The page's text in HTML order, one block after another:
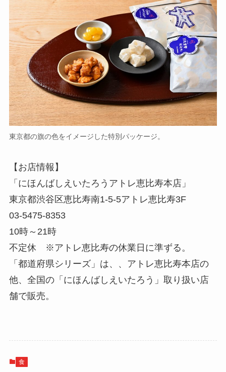
東京都の旗の色をイメージした特別パッケージ。
【お店情報】
「にほんばしえいたろうアトレ恵比寿本店」
東京都渋谷区恵比寿南1-5-5アトレ恵比寿3F
03-5475-8353
10時～21時
不定休 ※アトレ恵比寿の休業日に準ずる。
「都道府県シリーズ」は、、アトレ恵比寿本店の
他、全国の「にほんばしえいたろう」取り扱い店
舗で販売。
食